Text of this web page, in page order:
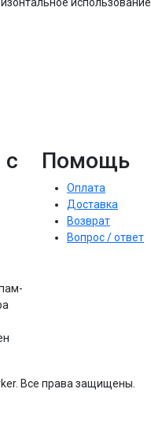
использование
с
Помощь
Оплата
Доставка
Возврат
Вопрос / ответ
Все права защищены.